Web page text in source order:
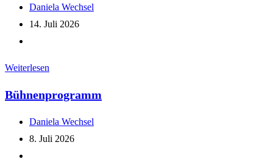
Beitrags-
Autor:
Daniela Wechsel
Beitrag
14. Juli 2026
Weiterlesen
Bühnenprogramm
Beitrags-
Autor:
Daniela Wechsel
Beitrag
8. Juli 2026